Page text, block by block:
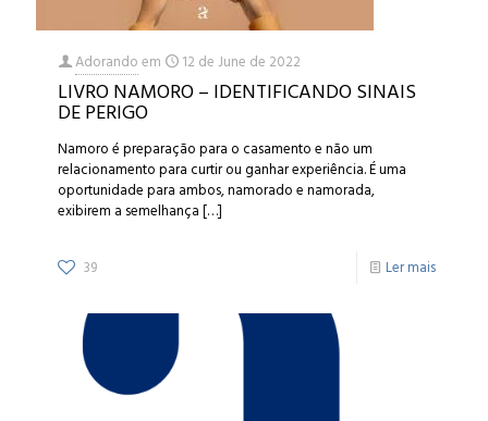
Adorandoem 12 de June de 2022
LIVRO NAMORO – IDENTIFICANDO SINAIS
DE PERIGO
Namoro é preparação para o casamento e não um
relacionamento para curtir ou ganhar experiência. É uma
oportunidade para ambos, namorado e namorada,
exibirem a semelhança[…]
39 Ler mais